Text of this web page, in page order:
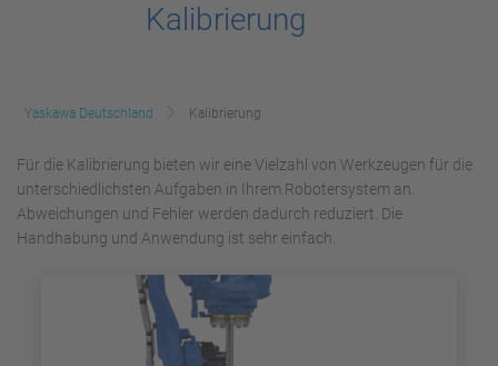
Kalibrierung
Yaskawa Deutschland Kalibrierung
Für die Kalibrierung bieten wir eine Vielzahl von Werkzeugen für die
unterschiedlichsten Aufgaben in Ihrem Robotersystem an.
Abweichungen und Fehler werden dadurch reduziert. Die
Handhabung und Anwendung ist sehr einfach.